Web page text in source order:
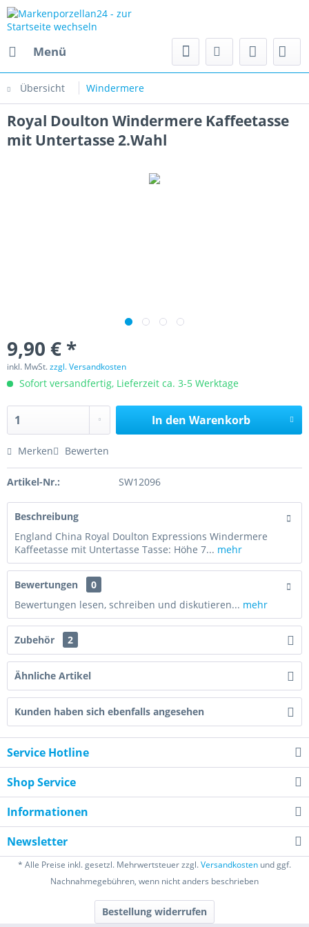
Menü
Übersicht Windermere
Royal Doulton Windermere Kaffeetasse
mit Untertasse 2.Wahl
9,90 € *
inkl. MwSt.zzgl. Versandkosten
Sofort versandfertig, Lieferzeit ca. 3-5 Werktage
In den Warenkorb
Merken Bewerten
Artikel-Nr.: SW12096
Beschreibung
England China Royal Doulton Expressions Windermere
Kaffeetasse mit Untertasse Tasse: Höhe 7... mehr
Bewertungen
0
Bewertungen lesen, schreiben und diskutieren... mehr
Zubehör 2
Ähnliche Artikel
Kunden haben sich ebenfalls angesehen
Service Hotline
Shop Service
Informationen
Newsletter
* Alle Preise inkl. gesetzl. Mehrwertsteuer zzgl.Versandkosten und ggf.
Nachnahmegebühren, wenn nicht anders beschrieben
Bestellung widerrufen